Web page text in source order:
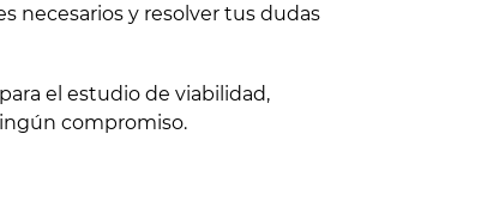
necesarios y resolver tus dudas
el estudio de viabilidad,
compromiso.